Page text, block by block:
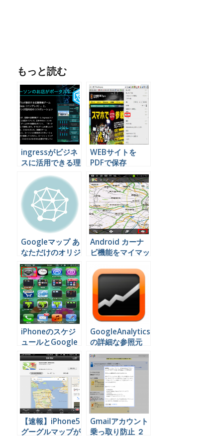
もっと読む
ingressがビジネ
スに活用できる理
由をがっつり書い
てみましたで
WEBサイトを
PDFで保存
Googleドライブ
Googleマップ あ
なただけのオリジ
ナル地図を作って
みよう
Android カーナ
ビ機能をマイマッ
とこんなに便利！
iPhoneのスケジ
ュールとGoogle
カレンダーを連動
する
GoogleAnalytics
の詳細な参照元
URLをiPad(mini)
で確認できるアプ
リ
【速報】iPhone5
グーグルマップが
Gmailアカウント
乗っ取り防止 ２